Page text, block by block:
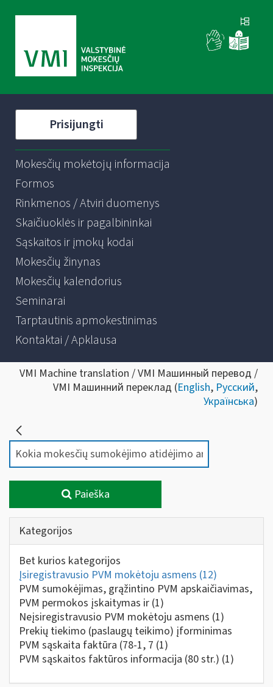
Prisijungti
Mokesčių mokėtojų informacija
Formos
Rinkmenos / Atviri duomenys
Skaičiuoklės ir pagalbininkai
Sąskaitos ir įmokų kodai
Mokesčių žinynas
Mokesčių kalendorius
Seminarai
Tarptautinis apmokestinimas
Kontaktai / Apklausa
VMI Machine translation / VMI Машинный перевод /
VMI Машинний переклад (English, Русский,
Українська)
Paieška
Kategorijos
Bet kurios kategorijos
Įsiregistravusio PVM mokėtoju asmens (12)
PVM sumokėjimas, grąžintino PVM apskaičiavimas,
PVM permokos įskaitymas ir (1)
Neįsiregistravusio PVM mokėtoju asmens (1)
Prekių tiekimo (paslaugų teikimo) įforminimas
PVM sąskaita faktūra (78-1, 7 (1)
PVM sąskaitos faktūros informacija (80 str.) (1)